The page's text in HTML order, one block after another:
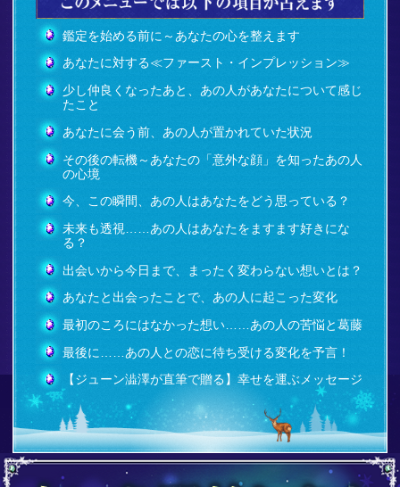
鑑定を始める前に～あなたの心を整えます
あなたに対する≪ファースト・インプレッション≫
少し仲良くなったあと、あの人があなたについて感じ
たこと
あなたに会う前、あの人が置かれていた状況
その後の転機～あなたの「意外な顔」を知ったあの人
の心境
今、この瞬間、あの人はあなたをどう思っている？
未来も透視……あの人はあなたをますます好きにな
る？
出会いから今日まで、まったく変わらない想いとは？
あなたと出会ったことで、あの人に起こった変化
最初のころにはなかった想い……あの人の苦悩と葛藤
最後に……あの人との恋に待ち受ける変化を予言！
【ジューン澁澤が直筆で贈る】幸せを運ぶメッセージ